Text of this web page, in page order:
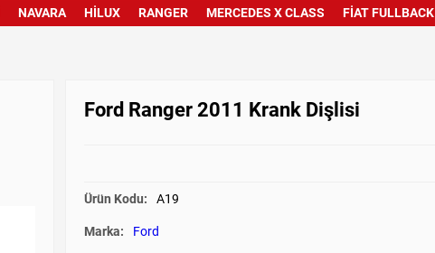
NAVARA HILUX RANGER MERCEDES X CLASS FIAT FULLBACK
Ford Ranger 2011 Krank Dişlisi
Ürün Kodu: A19
Marka: Ford